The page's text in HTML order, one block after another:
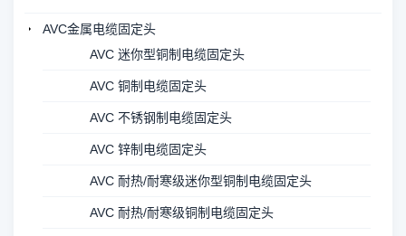
AVC金属电缆固定头
AVC 迷你型铜制电缆固定头
AVC 铜制电缆固定头
AVC 不锈钢制电缆固定头
AVC 锌制电缆固定头
AVC 耐热/耐寒级迷你型铜制电缆固定头
AVC 耐热/耐寒级铜制电缆固定头